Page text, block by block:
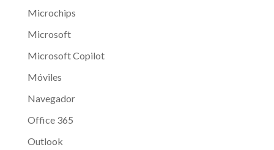
Microchips
Microsoft
Microsoft Copilot
Móviles
Navegador
Office 365
Outlook